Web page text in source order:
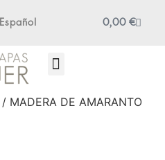
Español 0,00 €
/ MADERA DE AMARANTO